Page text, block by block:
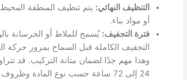
التنظيف النهائي: يتم تنظيف المنطقة
أو مواد بناء.
فترة التجفيف: يُسمح للملاط أو الخرسانة
التجفيف الكاملة قبل السماح بمرور حركة
وهذا مهم جدًا لضمان متانة التركيب. قد
24 إلى 72 ساعة حسب نوع المادة وظروف الطقس في